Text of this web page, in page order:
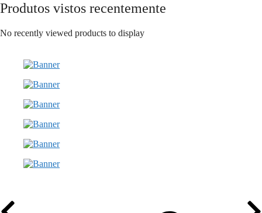
Produtos vistos recentemente
No recently viewed products to display